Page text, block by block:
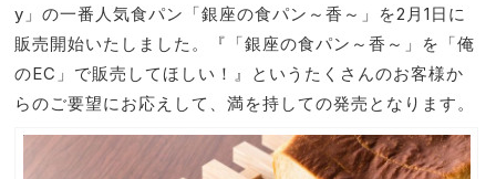
y」の一番人気食パン「銀座の食パン～香～」を2月1日に
販売開始いたしました。『「銀座の食パン～香～」を「俺
のEC」で販売してほしい！』というたくさんのお客様か
らのご要望にお応えして、満を持しての発売となります。